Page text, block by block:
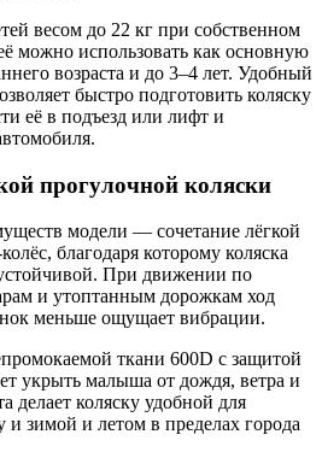
весом до 22 кг при собственном
можно использовать как основную
возраста и до 3–4 лет. Удобный
быстро подготовить коляску
её в подъезд или лифт и
прогулочной коляски
модели — сочетание лёгкой
благодаря которому коляска
При движении по
и утоптанным дорожкам ход
меньше ощущает вибрации.
ткани 600D с защитой
укрыть малыша от дождя, ветра и
делает коляску удобной для
зимой и летом в пределах города